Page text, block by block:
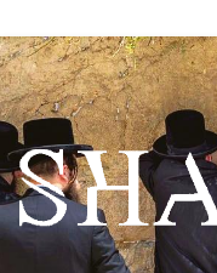
Hyppää
sisältöön